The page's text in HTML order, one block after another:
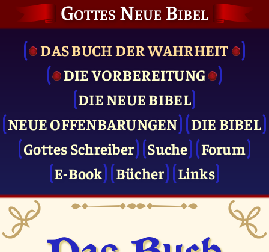
Gottes Neue Bibel
DAS BUCH DER WAHRHEIT
DIE VOR­BEREITUNG
DIE NEUE BIBEL
NEUE OFFENBARUNGEN
DIE BIBEL
Gottes Schreiber
Suche
Forum
E-Book
Bücher Links